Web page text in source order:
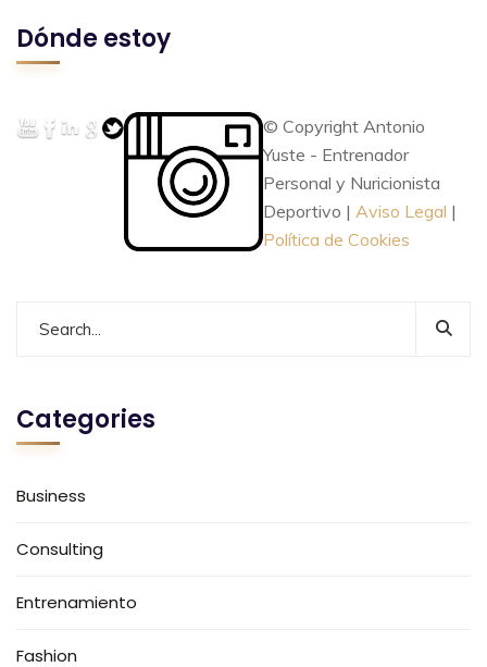
Dónde estoy
© Copyright Antonio
Yuste - Entrenador
Personal y Nuricionista
Deportivo | Aviso Legal |
Política de Cookies
Categories
Business
Consulting
Entrenamiento
Fashion